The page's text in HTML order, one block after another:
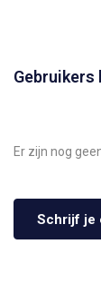
Gebruikers
Er zijn nog
Schrijf je